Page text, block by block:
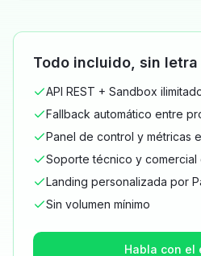
Todo incluido, sin letra
API REST + Sandbox
Fallback automático entre
Panel de control y métricas
Soporte técnico y comercial
Landing personalizada por
Sin volumen mínimo
Habla con el